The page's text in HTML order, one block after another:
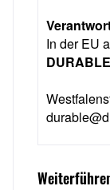
In der EU